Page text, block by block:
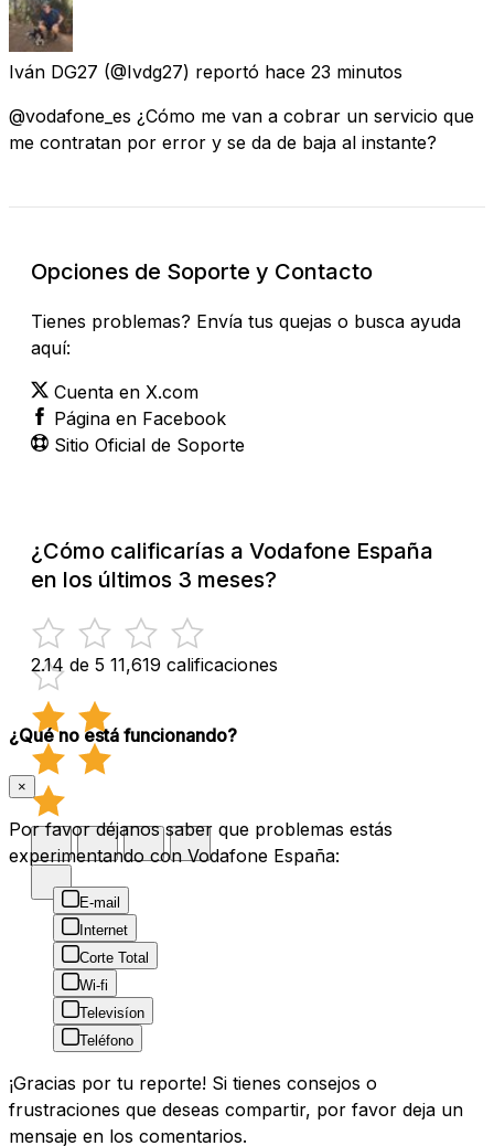
Iván DG27 (@Ivdg27) reportó hace 23 minutos
@vodafone_es ¿Cómo me van a cobrar un servicio que
me contratan por error y se da de baja al instante?
Opciones de Soporte y Contacto
Tienes problemas? Envía tus quejas o busca ayuda
aquí:
Cuenta en X.com
Página en Facebook
Sitio Oficial de Soporte
¿Cómo calificarías a Vodafone España
en los últimos 3 meses?
2.14 de 5 11,619 calificaciones
¿Qué no está funcionando?
×
Por favor déjanos saber que problemas estás
experimentando con Vodafone España:
E-mail
Internet
Corte Total
Wi-fi
Televisíon
Teléfono
¡Gracias por tu reporte! Si tienes consejos o
frustraciones que deseas compartir, por favor deja un
mensaje en los comentarios.